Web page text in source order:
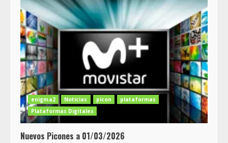
enigma2 Noticias picon
plataformas
Plataformas Digitales
Nuevos Picones a 01/03/2026